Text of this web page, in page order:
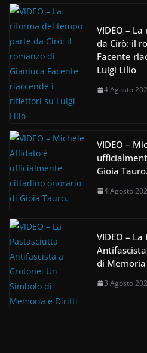
VIDEO –
da Cirò: il
Facente
Luigi Lilio
4 Agosto
VIDEO –
Gioia Tauro.
4 Agosto
VIDEO –
di
3 Agosto